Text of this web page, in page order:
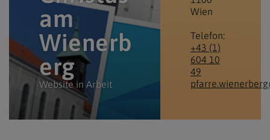
am
Wienerb
erg
Website in Arbeit
Wien
Telefon:
+43 (1)
604 10
49